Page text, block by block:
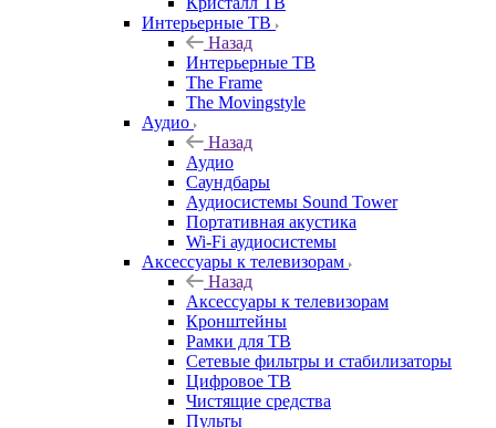
Интерьерные ТВ
Назад
Интерьерные ТВ
The Frame
The Movingstyle
Аудио
Назад
Аудио
Саундбары
Аудиосистемы Sound Tower
Портативная акустика
Wi-Fi аудиосистемы
Аксессуары к телевизорам
Назад
Аксессуары к телевизорам
Кронштейны
Рамки для ТВ
Сетевые фильтры и стабилизаторы
Цифровое ТВ
Чистящие средства
Пульты